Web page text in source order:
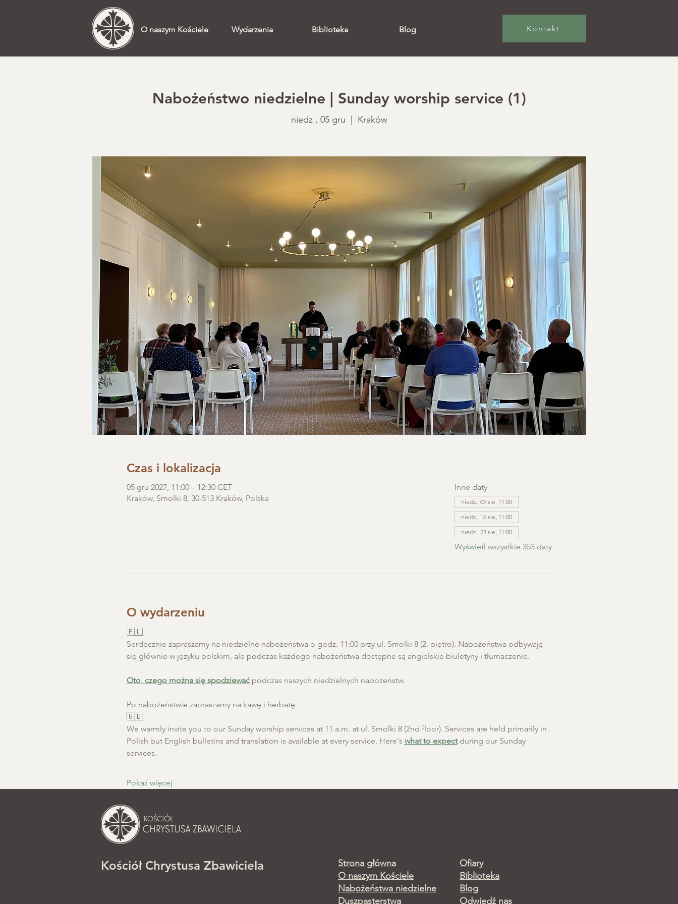
O naszym Kościele Wydarzenia Biblioteka Blog Kontakt
Nabożeństwo niedzielne | Sunday worship service (1)
niedz., 05 gru Kraków
Czas i lokalizacja
05 gru 2027, 11:00 – 12:30 CET
Kraków, Smolki 8, 30-513 Kraków, Polska
Inne daty
niedz., 09 sie, 11:00
niedz., 16 sie, 11:00
niedz., 23 sie, 11:00
Wyświetl wszystkie 353 daty
O wydarzeniu
🇵🇱
Serdecznie zapraszamy na niedzielne nabożeństwa o godz. 11:00 przy ul. Smolki 8 (2. piętro). Nabożeństwa odbywają
się głównie w języku polskim, ale podczas każdego nabożeństwa dostępne są angielskie biuletyny i tłumaczenie.
Oto, czego można się spodziewać podczas naszych niedzielnych nabożeństw.
Po nabożeństwie zapraszamy na kawę i herbatę.
🇬🇧
We warmly invite you to our Sunday worship services at 11 a.m. at ul. Smolki 8 (2nd floor). Services are held primarily in
Polish but English bulletins and translation is available at every service. Here's what to expect during our Sunday
services.
Pokaż więcej
Kościół Chrystusa Zbawiciela
Strona główna
O naszym Kościele
Nabożeństwa niedzielne
Duszpasterstwa
Ofiary
Biblioteka
Blog
Odwiedź nas